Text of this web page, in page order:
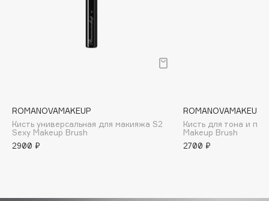
Boadicea The Victorious
by TERRY
BY WISHTREND
ROMANOVAMAKEUP
Кисть универсальная для макияжа S2
Sexy Makeup Brush
2900 ₽
ROMANOVAMAKEUP
Кисть для тона и
Makeup Brush
2700 ₽